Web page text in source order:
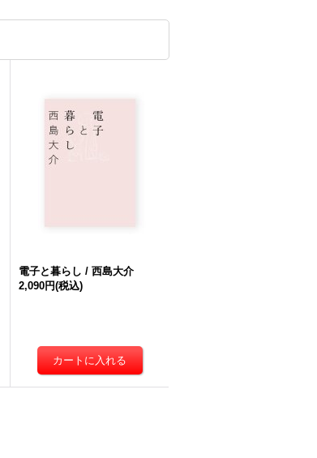
電子と暮らし / 西島大介
2,090円(税込)